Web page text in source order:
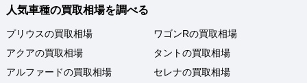
人気車種の買取相場を調べる
プリウスの買取相場
アクアの買取相場
アルファードの買取相場
ワゴンRの買取相場
タントの買取相場
セレナの買取相場